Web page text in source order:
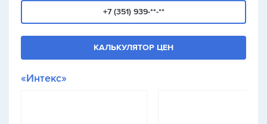
+7 (351) 939-**-**
КАЛЬКУЛЯТОР ЦЕН
«Интекс»